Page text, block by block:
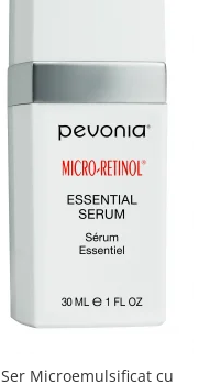
Ser Microemulsificat cu